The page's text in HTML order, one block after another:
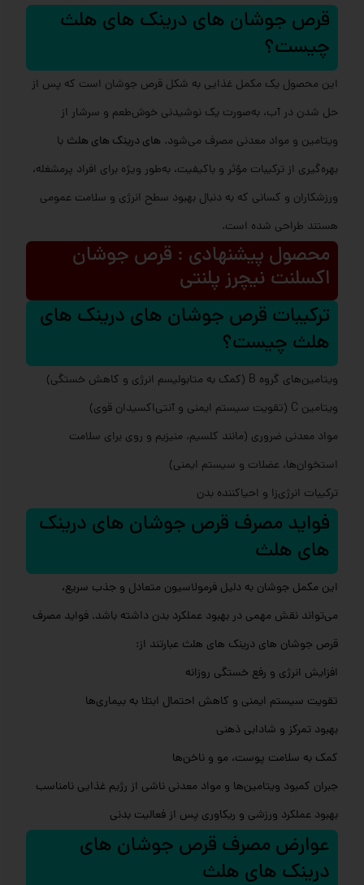
قرص جوشان های درینک های هلث
چیست؟
این محصول یک مکمل غذایی به شکل قرص جوشان است که پس از
حل شدن در آب، به‌صورت یک نوشیدنی خوش‌طعم و سرشار از
ویتامین و مواد معدنی مصرف می‌شود. های درینک های هلث با
بهره‌گیری از ترکیبات مؤثر و باکیفیت، به‌طور ویژه برای افراد پرمشغله،
ورزشکاران و کسانی که به دنبال بهبود سطح انرژی و سلامت عمومی
هستند طراحی شده است.
محصول پیشنهادی : قرص جوشان
اکسلنت نیچرز پلنتی
ترکیبات قرص جوشان های درینک های
هلث چیست؟
ویتامین‌های گروه B (کمک به متابولیسم انرژی و کاهش خستگی)
ویتامین C (تقویت سیستم ایمنی و آنتی‌اکسیدان قوی)
مواد معدنی ضروری (مانند کلسیم، منیزیم و روی برای سلامت
استخوان‌ها، عضلات و سیستم ایمنی)
ترکیبات انرژی‌زا و احیاکننده بدن
فواید مصرف قرص جوشان های درینک
های هلث
این مکمل جوشان به دلیل فرمولاسیون متعادل و جذب سریع،
می‌تواند نقش مهمی در بهبود عملکرد بدن داشته باشد. فواید مصرف
قرص جوشان های درینک های هلث عبارتند از:
افزایش انرژی و رفع خستگی روزانه
تقویت سیستم ایمنی و کاهش احتمال ابتلا به بیماری‌ها
بهبود تمرکز و شادابی ذهنی
کمک به سلامت پوست، مو و ناخن‌ها
جبران کمبود ویتامین‌ها و مواد معدنی ناشی از رژیم غذایی نامناسب
بهبود عملکرد ورزشی و ریکاوری پس از فعالیت بدنی
عوارض مصرف قرص جوشان های
درینک های هلث